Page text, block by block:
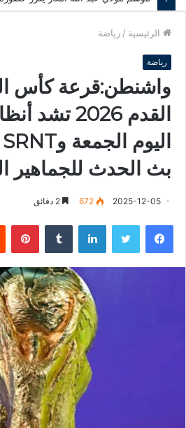
الرئيسية / رياضة
رياضة
واشنطن:قرعة كأس
القدم 2026
بث الحدث للجماهير
2025-12-05
672
فيسبوك لينكدإن بينتيريست